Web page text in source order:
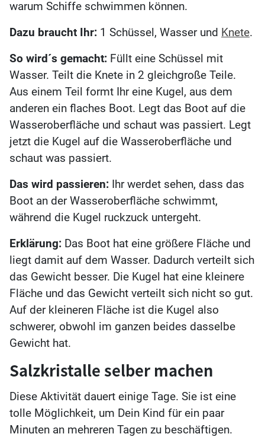
warum Schiffe schwimmen können.
Dazu braucht Ihr: 1 Schüssel, Wasser und Knete.
So wird´s gemacht: Füllt eine Schüssel mit
Wasser. Teilt die Knete in 2 gleichgroße Teile.
Aus einem Teil formt Ihr eine Kugel, aus dem
anderen ein flaches Boot. Legt das Boot auf die
Wasseroberfläche und schaut was passiert. Legt
jetzt die Kugel auf die Wasseroberfläche und
schaut was passiert.
Das wird passieren: Ihr werdet sehen, dass das
Boot an der Wasseroberfläche schwimmt,
während die Kugel ruckzuck untergeht.
Erklärung: Das Boot hat eine größere Fläche und
liegt damit auf dem Wasser. Dadurch verteilt sich
das Gewicht besser. Die Kugel hat eine kleinere
Fläche und das Gewicht verteilt sich nicht so gut.
Auf der kleineren Fläche ist die Kugel also
schwerer, obwohl im ganzen beides dasselbe
Gewicht hat.
Salzkristalle selber machen
Diese Aktivität dauert einige Tage. Sie ist eine
tolle Möglichkeit, um Dein Kind für ein paar
Minuten an mehreren Tagen zu beschäftigen.